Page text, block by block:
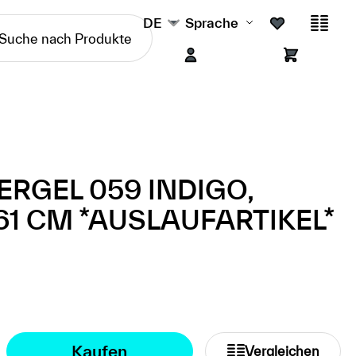
DE Sprache
059 INDIGO,
CM *AUSLAUFARTIKEL*
Kaufen Vergleichen